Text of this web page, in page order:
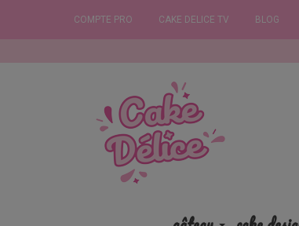
COMPTE PRO CAKE DELICE TV BLOG